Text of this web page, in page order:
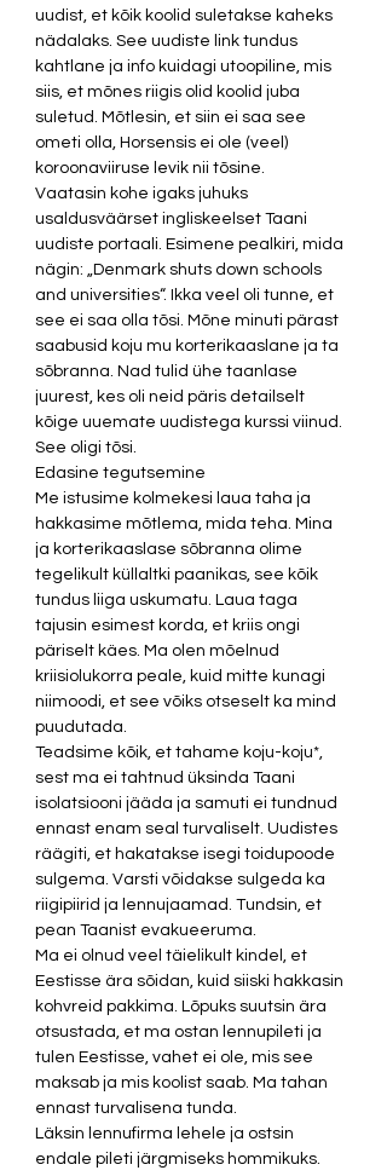
uudist, et kõik koolid suletakse kaheks
nädalaks. See uudiste link tundus
kahtlane ja info kuidagi utoopiline, mis
siis, et mõnes riigis olid koolid juba
suletud. Mõtlesin, et siin ei saa see
ometi olla, Horsensis ei ole (veel)
koroonaviiruse levik nii tõsine.
Vaatasin kohe igaks juhuks
usaldusväärset ingliskeelset Taani
uudiste portaali. Esimene pealkiri, mida
nägin: „Denmark shuts down schools
and universities“. Ikka veel oli tunne, et
see ei saa olla tõsi. Mõne minuti pärast
saabusid koju mu korterikaaslane ja ta
sõbranna. Nad tulid ühe taanlase
juurest, kes oli neid päris detailselt
kõige uuemate uudistega kurssi viinud.
See oligi tõsi.
Edasine tegutsemine
Me istusime kolmekesi laua taha ja
hakkasime mõtlema, mida teha. Mina
ja korterikaaslase sõbranna olime
tegelikult küllaltki paanikas, see kõik
tundus liiga uskumatu. Laua taga
tajusin esimest korda, et kriis ongi
päriselt käes. Ma olen mõelnud
kriisiolukorra peale, kuid mitte kunagi
niimoodi, et see võiks otseselt ka mind
puudutada.
Teadsime kõik, et tahame koju-koju*,
sest ma ei tahtnud üksinda Taani
isolatsiooni jääda ja samuti ei tundnud
ennast enam seal turvaliselt. Uudistes
räägiti, et hakatakse isegi toidupoode
sulgema. Varsti võidakse sulgeda ka
riigipiirid ja lennujaamad. Tundsin, et
pean Taanist evakueeruma.
Ma ei olnud veel täielikult kindel, et
Eestisse ära sõidan, kuid siiski hakkasin
kohvreid pakkima. Lõpuks suutsin ära
otsustada, et ma ostan lennupileti ja
tulen Eestisse, vahet ei ole, mis see
maksab ja mis koolist saab. Ma tahan
ennast turvalisena tunda.
Läksin lennufirma lehele ja ostsin
endale pileti järgmiseks hommikuks.